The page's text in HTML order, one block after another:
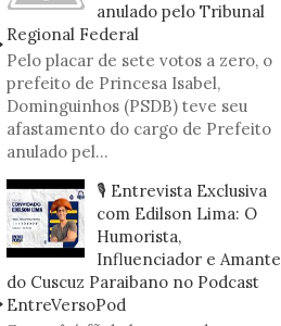
anulado pelo Tribunal
Regional Federal
Pelo placar de sete votos a zero, o
prefeito de Princesa Isabel,
Dominguinhos (PSDB) teve seu
afastamento do cargo de Prefeito
anulado pel...
🎙️ Entrevista Exclusiva
com Edilson Lima: O
Humorista,
Influenciador e Amante
do Cuscuz Paraibano no Podcast
EntreVersoPod